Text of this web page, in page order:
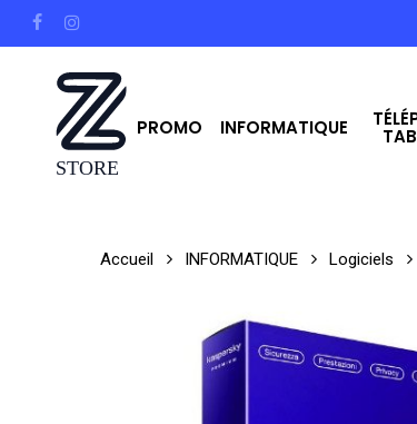
to
facebookinstagram
PROMO INFORMATIQUE
Accueil INFORMATIQUE Logiciels